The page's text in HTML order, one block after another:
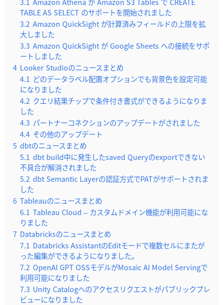
TABLE AS SELECT のサポートを開始されました
3.2 Amazon QuickSight が計算済みフィールドの上限を拡
大しました
3.3 Amazon QuickSight が Google Sheets への接続をサポ
ートしました
4 Looker Studioのニュースまとめ
4.1 どのデータラベル配置オプションでも背景色を設定可能
になりました
4.2 クエリ結果チップで条件付き書式ができるようになりま
した
4.3 パートナーコネクションのアップデートがされました
4.4 その他のアップデート
5 dbtのニュースまとめ
5.1 dbt build中に発生したsaved Queryのexportできない
不具合が解消されました
5.2 dbt Semantic Layerの認証方式でPATがサポートされま
した
6 Tableauのニュースまとめ
6.1 Tableau Cloud – カスタムドメイン機能が利用可能にな
りました
7 Databricksのニュースまとめ
7.1 Databricks AssistantのEditモードで複数セルにまたが
った編集ができるようになりました。
7.2 OpenAI GPT OSSモデルがMosaic AI Model Servingで
利用可能になりました
7.3 Unity Catalogへのアクセスリクエストがパブリックプレ
ビューになりました